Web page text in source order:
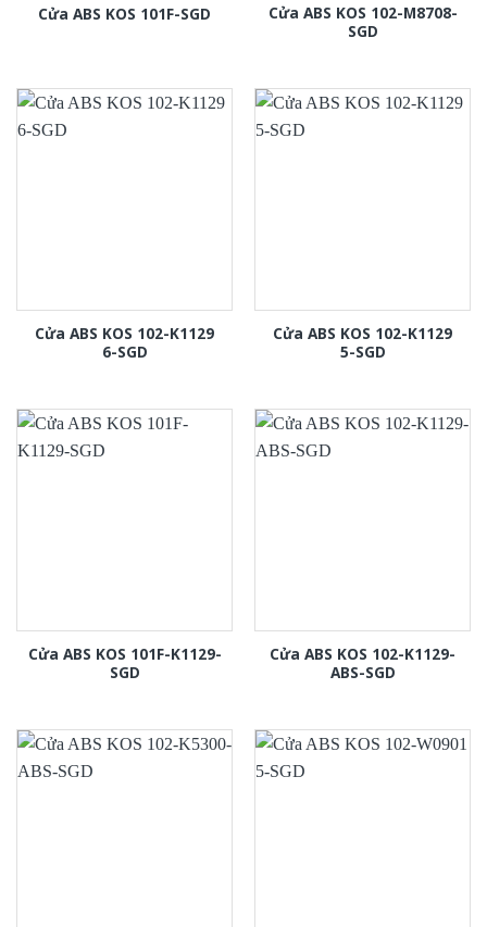
Cửa ABS KOS 101F-SGD
Cửa ABS KOS 102-M8708-
SGD
Cửa ABS KOS 102-K1129
6-SGD
Cửa ABS KOS 102-K1129
5-SGD
Cửa ABS KOS 101F-K1129-
SGD
Cửa ABS KOS 102-K1129-
ABS-SGD